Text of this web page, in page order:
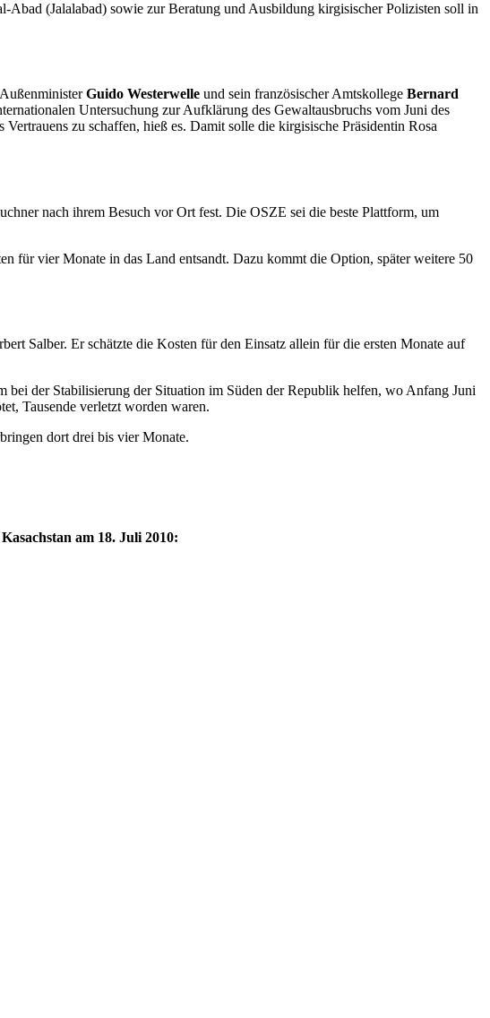
(Jalalabad) sowie zur Beratung und Ausbildung kirgisischer Polizisten soll in
Guido Westerwelle und sein französischer Amtskollege Bernard
Untersuchung zur Aufklärung des Gewaltausbruchs vom Juni des
zu schaffen, hieß es. Damit solle die kirgisische Präsidentin Rosa
nach ihrem Besuch vor Ort fest. Die OSZE sei die beste Plattform, um
für vier Monate in das Land entsandt. Dazu kommt die Option, später weitere 50
Salber. Er schätzte die Kosten für den Einsatz allein für die ersten Monate auf
der Stabilisierung der Situation im Süden der Republik helfen, wo Anfang Juni
Tausende verletzt worden waren.
dort drei bis vier Monate.
am 18. Juli 2010: